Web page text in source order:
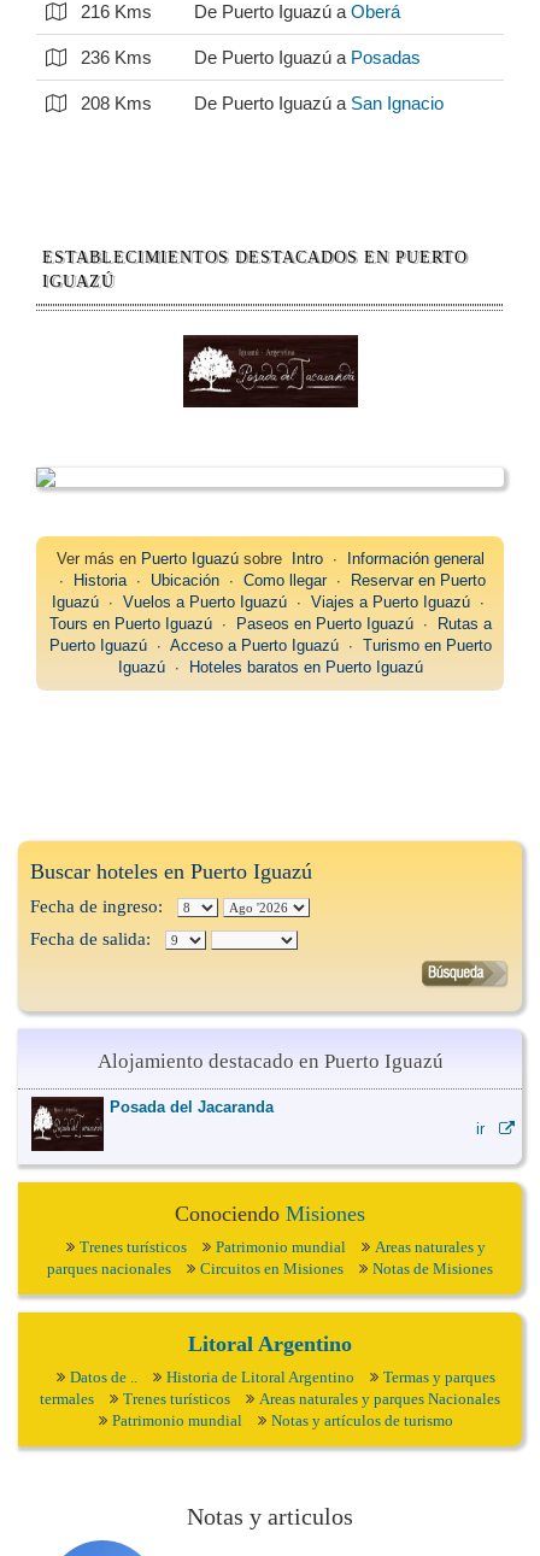
216 Kms De Puerto Iguazú a Oberá
236 Kms De Puerto Iguazú a Posadas
208 Kms De Puerto Iguazú a San Ignacio
ESTABLECIMIENTOS DESTACADOS EN PUERTO
IGUAZÚ
Ver más en Puerto Iguazúsobre Intro∙
Información general
∙
Historia∙ Ubicación ∙ Como llegar∙
Reservar en Puerto
Iguazú∙ Vuelos a Puerto Iguazú∙ Viajes a Puerto Iguazú∙
Tours en Puerto Iguazú∙ Paseos en Puerto Iguazú∙
Rutas a
Puerto Iguazú∙ Acceso a Puerto Iguazú∙ Turismo en Puerto
Iguazú∙ Hoteles baratos en Puerto Iguazú
Buscar hoteles en Puerto Iguazú
Fecha de ingreso:
Fecha de salida:
Alojamiento destacado en Puerto Iguazú
Posada del Jacaranda
ir
Conociendo Misiones
Trenes turísticos Patrimonio mundial
Areas naturales y
parques nacionales
Circuitos en Misiones Notas de Misiones
Litoral Argentino
Datos de .. Historia de Litoral Argentino
Termas y parques
termales
Trenes turísticos
Areas naturales y parques Nacionales
Patrimonio mundial
Notas y artículos de turismo
Notas y articulos